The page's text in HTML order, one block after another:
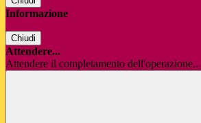
Informazione
Chiudi
Attendere...
Attendere il completamento dell'operazione...